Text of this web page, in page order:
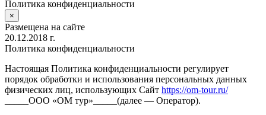
Политика конфиденциальности
×
Размещена на сайте
20.12.2018 г.
Политика конфиденциальности
Настоящая Политика конфиденциальности регулирует
порядок обработки и использования персональных данных
физических лиц, использующих Сайт https://om-tour.ru/
_____ООО «ОМ тур»_____(далее — Оператор).